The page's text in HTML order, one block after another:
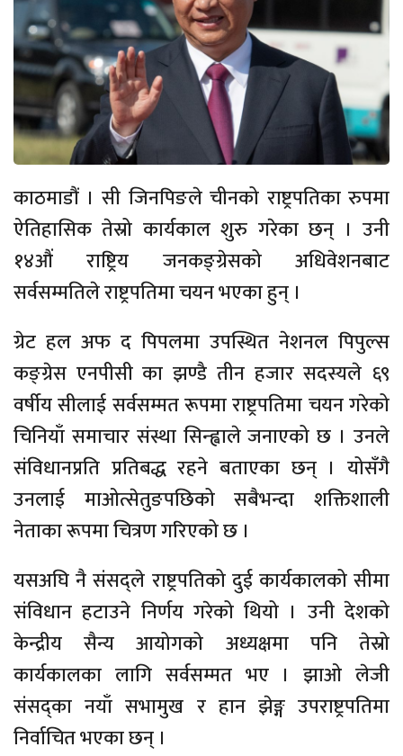
काठमाडौं । सी जिनपिङले चीनको राष्ट्रपतिका रुपमा
ऐतिहासिक तेस्रो कार्यकाल शुरु गरेका छन् । उनी
१४औं राष्ट्रिय जनकङ्ग्रेसको अधिवेशनबाट
सर्वसम्मतिले राष्ट्रपतिमा चयन भएका हुन् ।
ग्रेट हल अफ द पिपलमा उपस्थित नेशनल पिपुल्स
कङ्ग्रेस एनपीसी का झण्डै तीन हजार सदस्यले ६९
वर्षीय सीलाई सर्वसम्मत रूपमा राष्ट्रपतिमा चयन गरेको
चिनियाँ समाचार संस्था सिन्ह्वाले जनाएको छ । उनले
संविधानप्रति प्रतिबद्ध रहने बताएका छन् । योसँगै
उनलाई माओत्सेतुङपछिको सबैभन्दा शक्तिशाली
नेताका रूपमा चित्रण गरिएको छ ।
यसअघि नै संसद्ले राष्ट्रपतिको दुई कार्यकालको सीमा
संविधान हटाउने निर्णय गरेको थियो । उनी देशको
केन्द्रीय सैन्य आयोगको अध्यक्षमा पनि तेस्रो
कार्यकालका लागि सर्वसम्मत भए । झाओ लेजी
संसद्का नयाँ सभामुख र हान झेङ्ग उपराष्ट्रपतिमा
निर्वाचित भएका छन् ।